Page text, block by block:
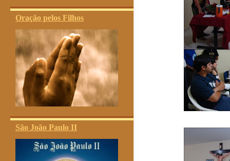
Oração pelos Filhos
São João Paulo II